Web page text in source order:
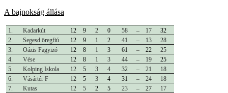
A bajnokság állása
1. Kadarkút 12 9 2 0 58 – 17
32
2.
Segesd öregfiú 12 9 1 2 41 – 13
28
3.
Oázis Fagyizó 12 8 1 3 61 – 22
25
4.
Vése 12 8 1 3 44 – 19
25
5.
Kolping Iskola 12 5 3 4 32 – 21
18
6.
Vásártér F 12 5 3 4 31 – 24
18
7.
Kutas 12 5 2 5 23 – 27
17